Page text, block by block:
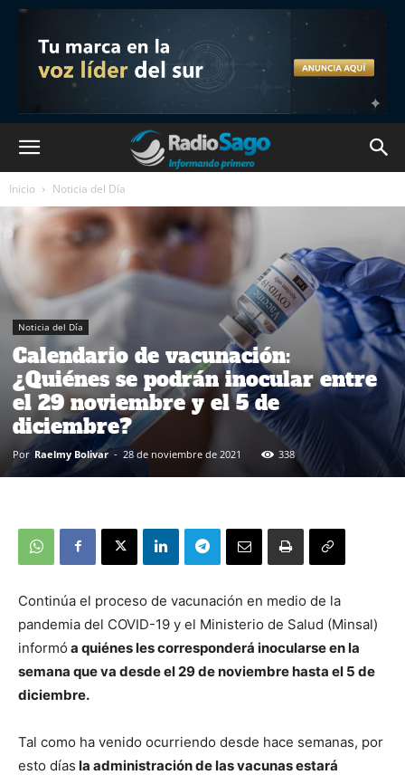
Inicio Noticia del Día
Noticia del Día
Calendario de vacunación:
¿Quiénes se podrán inocular entre
el 29 noviembre y el 5 de
diciembre?
Por Raelmy Bolivar - 28 de noviembre de 2021 338
Continúa el proceso de vacunación en medio de la
pandemia del COVID-19 y el Ministerio de Salud (Minsal)
informó a quiénes les corresponderá inocularse en la
semana que va desde el 29 de noviembre hasta el 5 de
diciembre.
Tal como ha venido ocurriendo desde hace semanas, por
esto días la administración de las vacunas estará